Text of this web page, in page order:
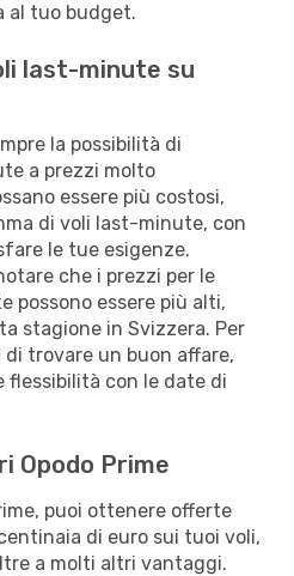
al tuo budget.
last-minute su
la possibilità di
a prezzi molto
essere più costosi,
di voli last-minute, con
le tue esigenze.
che i prezzi per le
possono essere più alti,
stagione in Svizzera. Per
trovare un buon affare,
flessibilità con le date di
Opodo Prime
puoi ottenere offerte
di euro sui tuoi voli,
a molti altri vantaggi.